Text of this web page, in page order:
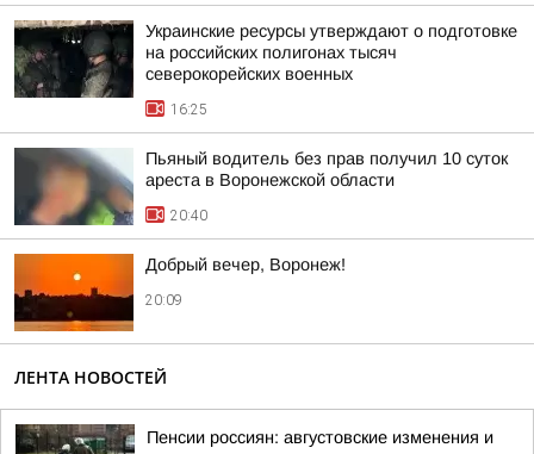
Украинские ресурсы утверждают о подготовке
на российских полигонах тысяч
северокорейских военных
16:25
Пьяный водитель без прав получил 10 суток
ареста в Воронежской области
20:40
Добрый вечер, Воронеж!
20:09
ЛЕНТА НОВОСТЕЙ
Пенсии россиян: августовские изменения и